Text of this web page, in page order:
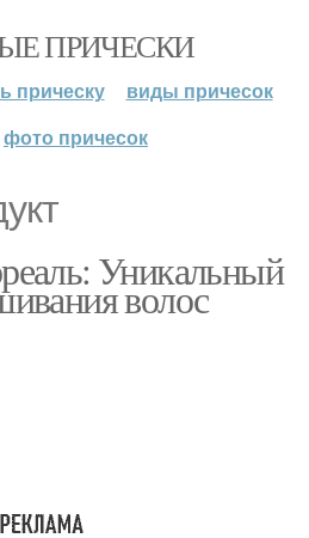
ПРИЧЕСКИ
прическу
виды причесок
фото причесок
Уникальный
волос